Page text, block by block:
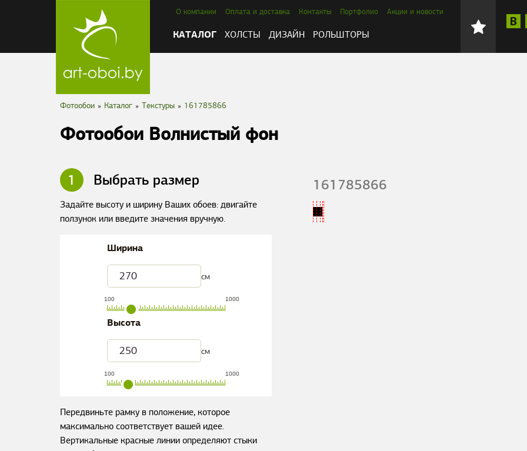
О компании Оплата и доставка Контакты Портфолио Акции и новости
КАТАЛОГ ХОЛСТЫ ДИЗАЙН РОЛЬШТОРЫ
Фотообои » Каталог » Текстуры » 161785866
Фотообои Волнистый фон
1 Выбрать размер
Задайте высоту и ширину Ваших обоев: двигайте
ползунок или введите значения вручную.
Ширина
см
100 1000
Высота
см
100 1000
Передвиньте рамку в положение, которое
максимально соответствует вашей идее.
Вертикальные красные линии определяют стыки
161785866